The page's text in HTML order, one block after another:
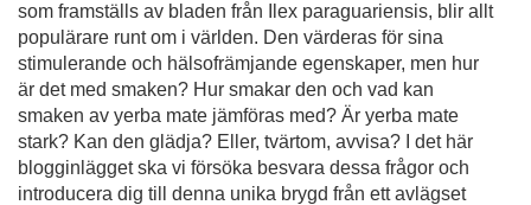
som framställs av bladen från Ilex paraguariensis, blir allt
populärare runt om i världen. Den värderas för sina
stimulerande och hälsofrämjande egenskaper, men hur
är det med smaken? Hur smakar den och vad kan
smaken av yerba mate jämföras med? Är yerba mate
stark? Kan den glädja? Eller, tvärtom, avvisa? I det här
blogginlägget ska vi försöka besvara dessa frågor och
introducera dig till denna unika brygd från ett avlägset